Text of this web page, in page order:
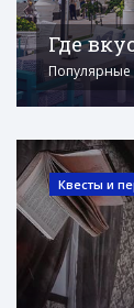
Где
Популярные
Квесты и